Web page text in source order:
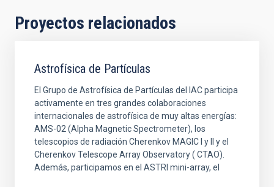
Proyectos relacionados
Astrofísica de Partículas
El Grupo de Astrofísica de Partículas del IAC participa
activamente en tres grandes colaboraciones
internacionales de astrofísica de muy altas energías:
AMS-02 (Alpha Magnetic Spectrometer), los
telescopios de radiación Cherenkov MAGIC I y II y el
Cherenkov Telescope Array Observatory ( CTAO).
Además, participamos en el ASTRI mini-array, el